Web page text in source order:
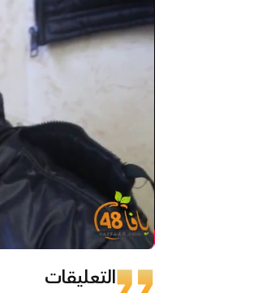
التعليقات